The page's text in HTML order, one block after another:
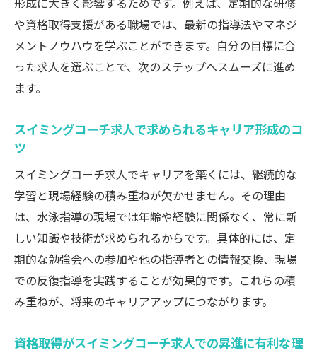
や資格取得支援がある職場では、最新の指導法やマネジ
メントノウハウを学ぶことができます。自分の目標に合
った求人を選ぶことで、次のステップへスムーズに進め
ます。
スイミングコーチ求人で求められるキャリア形成のコ
ツ
スイミングコーチ求人でキャリアを築くには、継続的な
学習と現場経験の積み重ねが欠かせません。その理由
は、水泳指導の現場では年齢や経験に関係なく、常に新
しい知識や技術が求められるからです。具体的には、定
期的な勉強会への参加や他の指導者との情報交換、現場
での反復指導を実践することが効果的です。これらの積
み重ねが、将来のキャリアアップにつながります。
資格取得がスイミングコーチ求人での昇進に有利な理